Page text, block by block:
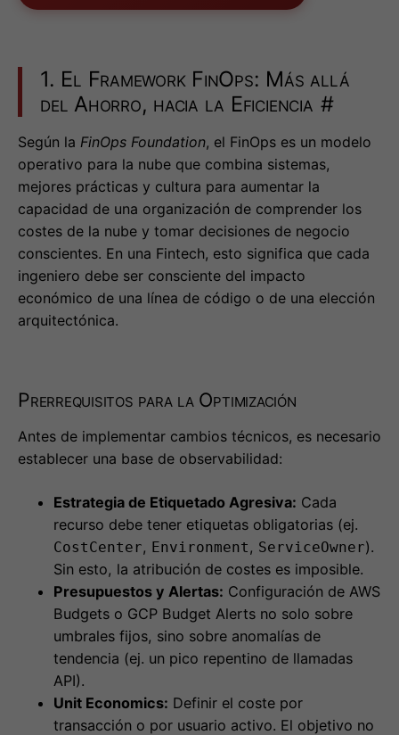
1. El Framework FinOps: Más allá
del Ahorro, hacia la Eficiencia #
Según la FinOps Foundation, el FinOps es un modelo
operativo para la nube que combina sistemas,
mejores prácticas y cultura para aumentar la
capacidad de una organización de comprender los
costes de la nube y tomar decisiones de negocio
conscientes. En una Fintech, esto significa que cada
ingeniero debe ser consciente del impacto
económico de una línea de código o de una elección
arquitectónica.
Prerrequisitos para la Optimización
Antes de implementar cambios técnicos, es necesario
establecer una base de observabilidad:
Estrategia de Etiquetado Agresiva: Cada
recurso debe tener etiquetas obligatorias (ej.
CostCenter, Environment , ServiceOwner).
Sin esto, la atribución de costes es imposible.
Presupuestos y Alertas: Configuración de AWS
Budgets o GCP Budget Alerts no solo sobre
umbrales fijos, sino sobre anomalías de
tendencia (ej. un pico repentino de llamadas
API).
Unit Economics: Definir el coste por
transacción o por usuario activo. El objetivo no